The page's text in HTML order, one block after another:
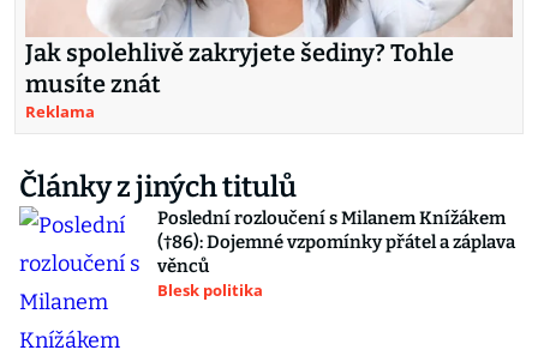
Jak spolehlivě zakryjete šediny? Tohle
musíte znát
Reklama
Články z jiných titulů
Poslední rozloučení s Milanem Knížákem
(†86): Dojemné vzpomínky přátel a záplava
věnců
Blesk politika